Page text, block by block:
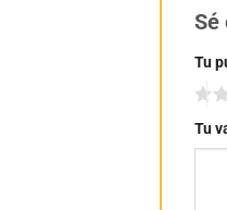
Sé
Tu
Tu